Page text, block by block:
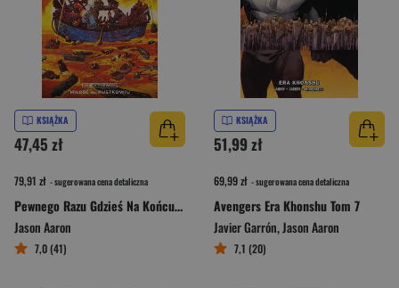
KSIĄŻKA
47,45 zł
79,91 zł - sugerowana cena detaliczna
Pewnego Razu Gdzieś Na Końcu Świata Księga pierwsza
Jason Aaron
7,0 (41)
KSIĄŻKA
51,99 zł
69,99 zł - sugerowana cena detaliczna
Avengers Era Khonshu Tom 7
Javier Garrón,Jason Aaron
7,1 (20)